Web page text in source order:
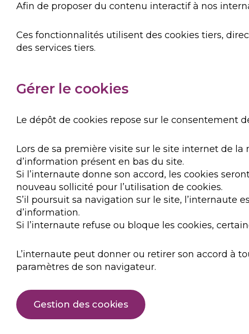
Afin de proposer du contenu interactif à nos
Ces fonctionnalités utilisent des cookies tiers,
des services tiers.
Gérer le cookies
Le dépôt de cookies repose sur le consentement
Lors de sa première visite sur le site internet de
d’information présent en bas du site.
Si l’internaute donne son accord, les cookies
nouveau sollicité pour l’utilisation de cookies.
S’il poursuit sa navigation sur le site, l’internaute
d’information.
Si l’internaute refuse ou bloque les cookies,
L’internaute peut donner ou retirer son accord à
paramètres de son navigateur.
Gestion des cookies